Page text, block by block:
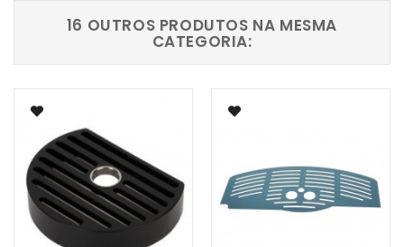
16 OUTROS PRODUTOS NA MESMA
CATEGORIA: